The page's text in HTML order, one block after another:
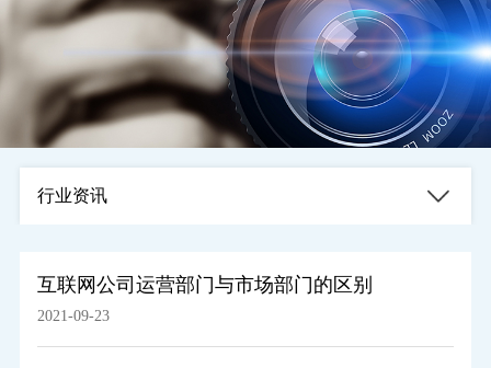
行业资讯
互联网公司运营部门与市场部门的区别
2021-09-23